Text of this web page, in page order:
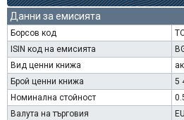
Данни за емисията
Борсов код
ISIN код на емисията
Вид ценни книжа
Брой ценни книжа
5
Номинална стойност
Валута на търговия